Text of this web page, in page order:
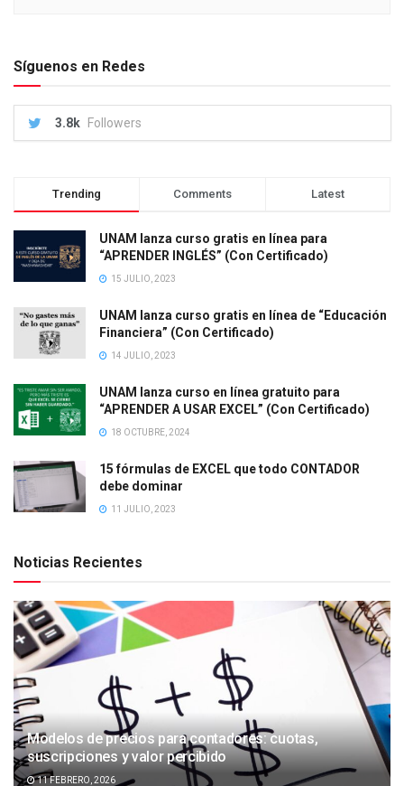
Síguenos en Redes
3.8k Followers
Trending Comments Latest
UNAM lanza curso gratis en línea para
“APRENDER INGLÉS” (Con Certificado)
15 JULIO, 2023
UNAM lanza curso gratis en línea de “Educación
Financiera” (Con Certificado)
14 JULIO, 2023
UNAM lanza curso en línea gratuito para
“APRENDER A USAR EXCEL” (Con Certificado)
18 OCTUBRE, 2024
15 fórmulas de EXCEL que todo CONTADOR
debe dominar
11 JULIO, 2023
Noticias Recientes
Modelos de precios para contadores: cuotas,
suscripciones y valor percibido
11 FEBRERO, 2026